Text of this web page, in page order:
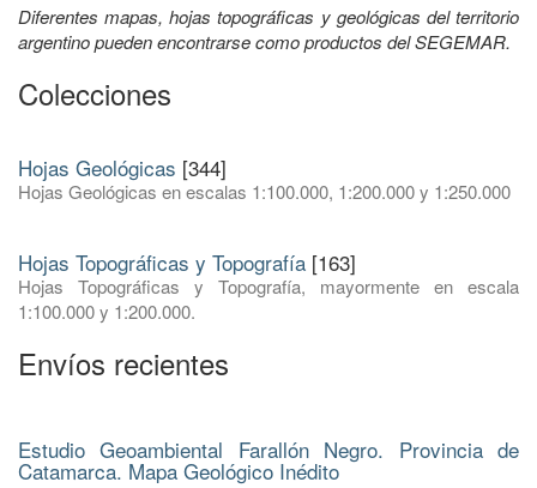
Diferentes mapas, hojas topográficas y geológicas del territorio
argentino pueden encontrarse como productos del SEGEMAR.
Colecciones
Hojas Geológicas [344]
Hojas Geológicas en escalas 1:100.000, 1:200.000 y 1:250.000
Hojas Topográficas y Topografía [163]
Hojas Topográficas y Topografía, mayormente en escala
1:100.000 y 1:200.000.
Envíos recientes
Estudio Geoambiental Farallón Negro. Provincia de
Catamarca. Mapa Geológico Inédito